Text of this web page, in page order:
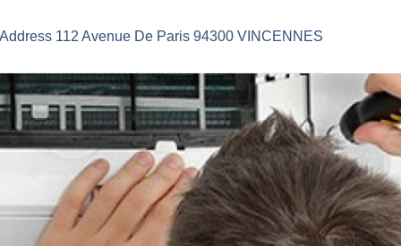
Address 112 Avenue De Paris 94300 VINCENNES